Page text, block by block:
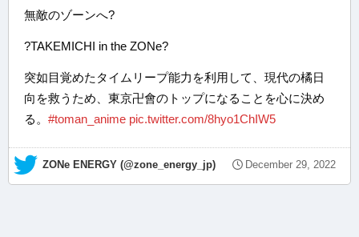
無敵のゾーンへ?
?TAKEMICHI in the ZONe?
突如目覚めたタイムリープ能力を利用して、現代の橘日
向を救うため、東京卍會のトップになることを心に決め
る。 #toman_anime pic.twitter.com/8hyo1ChIW5
— ZONe ENERGY (@zone_energy_jp) December 29, 2022